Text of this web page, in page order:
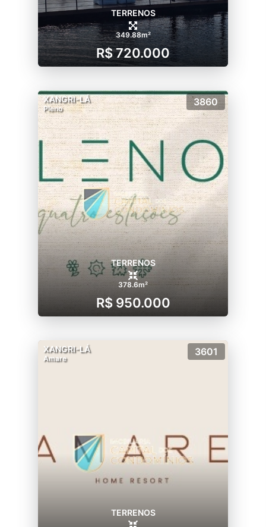
TERRENOS
349.88m²
R$ 720.000
XANGRI-LÁ
Pleno
3860
TERRENOS
378.6m²
R$ 950.000
XANGRI-LÁ
Amare
3601
TERRENOS